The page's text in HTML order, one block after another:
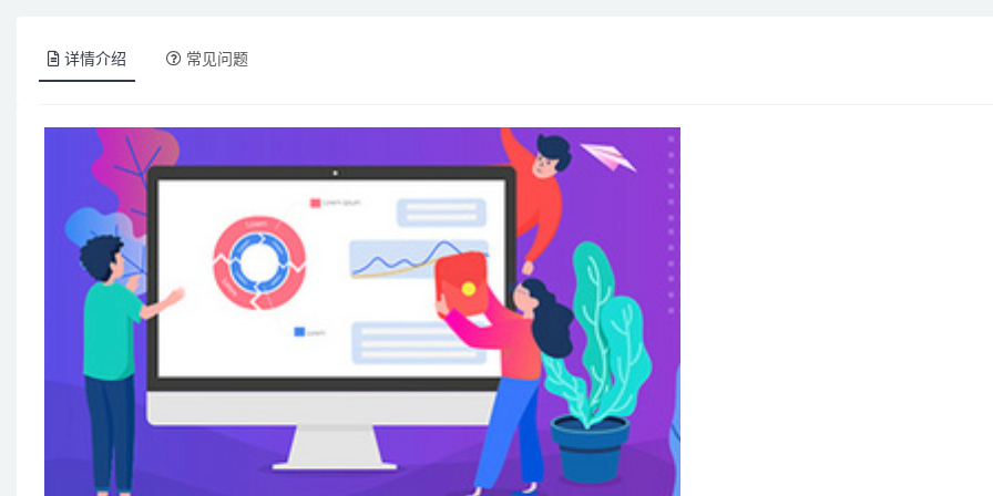
详情介绍 常见问题